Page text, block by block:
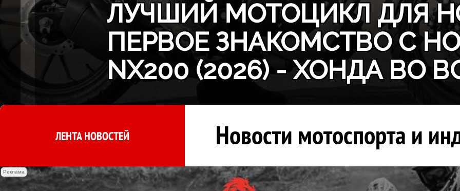
ЛУЧШИЙ МОТОЦИКЛ ДЛЯ
ПЕРВОЕ ЗНАКОМСТВО С
NX200 (2026) - ХОНДА ВО
ЛЕНТА НОВОСТЕЙ Новости мотоспорта и
Реклама